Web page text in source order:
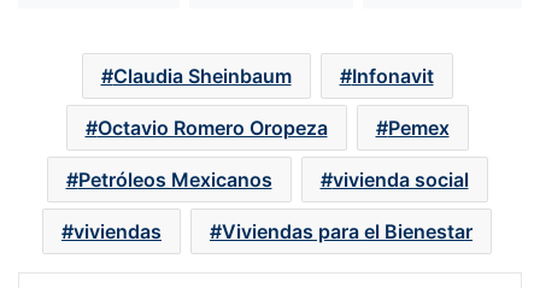
Claudia Sheinbaum Infonavit
Octavio Romero Oropeza Pemex
Petróleos Mexicanos vivienda social
viviendas Viviendas para el Bienestar